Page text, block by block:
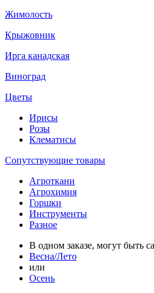
Жимолость
Крыжовник
Ирга канадская
Виноград
Цветы
Ирисы
Розы
Клематисы
Сопутствующие товары
Агроткани
Агрохимия
Горшки
Инструменты
Разное
В одном заказе, могут быть
Весна/Лето
или
Осень